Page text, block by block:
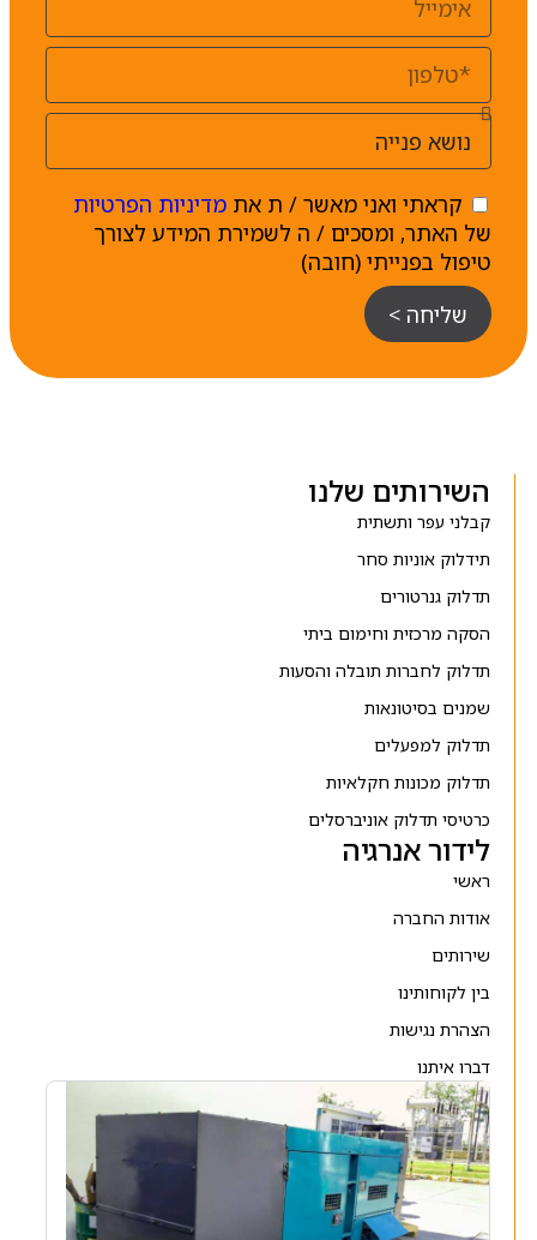
קראתי ואני מאשר / ת אתמדיניות הפרטיות
של האתר, ומסכים / ה לשמירת המידע לצורך
טיפול בפנייתי (חובה)
שליחה >
השירותים שלנו
קבלני עפר ותשתית
תידלוק אוניות סחר
תדלוק גנרטורים
הסקה מרכזית וחימום ביתי
תדלוק לחברות תובלה והסעות
שמנים בסיטונאות
תדלוק למפעלים
תדלוק מכונות חקלאיות
כרטיסי תדלוק אוניברסלים
לידור אנרגיה
ראשי
אודות החברה
שירותים
בין לקוחותינו
הצהרת נגישות
דברו איתנו